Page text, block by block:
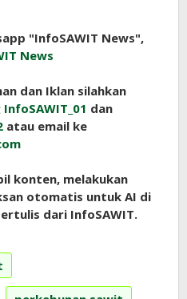
"InfoSAWIT News",
News
dan Iklan silahkan
dan
atau email ke
konten, melakukan
otomatis untuk AI di
dari InfoSAWIT.